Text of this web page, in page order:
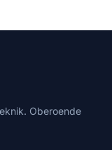
Oberoende